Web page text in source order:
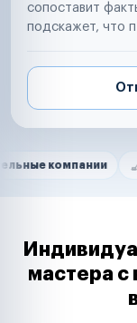
сопоставит
подскажет, что
Нам Аренда
Маркетплейсы
Таксопарки
Автодилеры
мастера с